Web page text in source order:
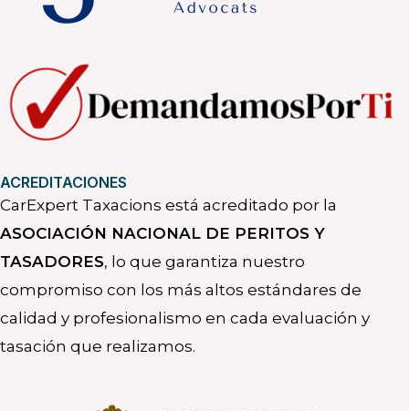
ACREDITACIONES
CarExpert Taxacions está acreditado por la
ASOCIACIÓN NACIONAL DE PERITOS Y
TASADORES, lo que garantiza nuestro
compromiso con los más altos estándares de
calidad y profesionalismo en cada evaluación y
tasación que realizamos.